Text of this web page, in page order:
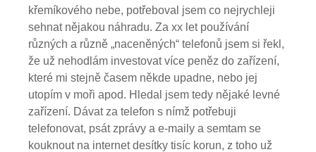
křemíkového nebe, potřeboval jsem co nejrychleji
sehnat nějakou náhradu. Za xx let používání
různých a různě „naceněných“ telefonů jsem si řekl,
že už nehodlám investovat více peněz do zařízení,
které mi stejně časem někde upadne, nebo jej
utopím v moři apod. Hledal jsem tedy nějaké levné
zařízení. Dávat za telefon s nímž potřebuji
telefonovat, psát zprávy a e-maily a semtam se
kouknout na internet desítky tisíc korun, z toho už